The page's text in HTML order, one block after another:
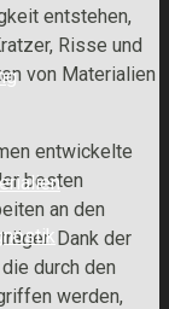
entstehen,
Risse und
von Materialien
entwickelte
besten
an den
Dank der
durch den
werden,